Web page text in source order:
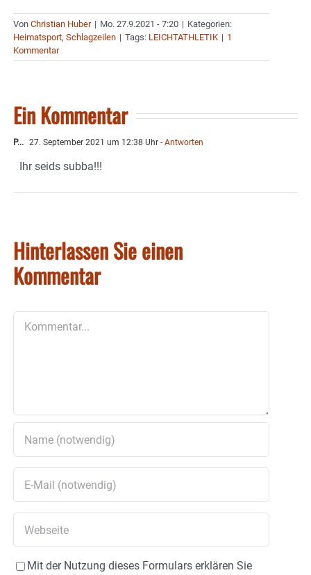
Von Christian Huber | Mo. 27.9.2021 - 7:20 | Kategorien:
Heimatsport, Schlagzeilen | Tags: LEICHTATHLETIK | 1
Kommentar
Ein Kommentar
P... 27. September 2021 um 12:38 Uhr - Antworten
Ihr seids subba!!!
Hinterlassen Sie einen
Kommentar
Mit der Nutzung dieses Formulars erklären Sie